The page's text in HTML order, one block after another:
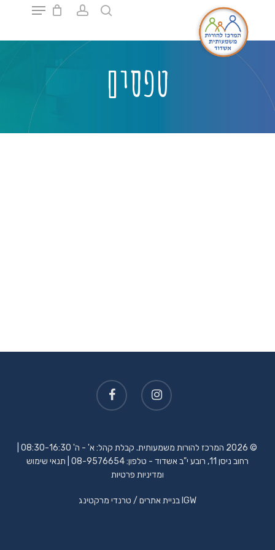
content
טפסים
© 2026 המרכז להורות משמעותית. קבלת קהל: א' - ה' 08:30-16:30 |
רחוב ניסן 11, רובע י"ב אשדוד - טלפון:
08-9576654 תנאי שימוש
ומדיניות פרטיות
IGW בניית אתרים / טרנדי מרקטינג
Close
Menu